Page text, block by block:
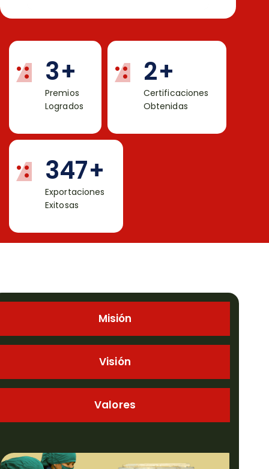
3+
Premios
Logrados
2+
Certificaciones
Obtenidas
347+
Exportaciones
Exitosas
Misión
Visión
Valores